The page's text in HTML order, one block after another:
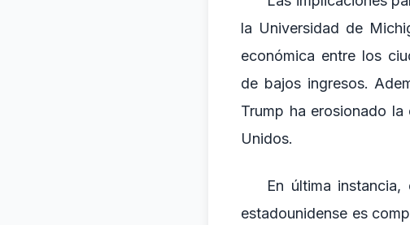
la Universidad de
económica entre los
de bajos ingresos.
Trump ha erosionado
Unidos.
En última
estadounidense es